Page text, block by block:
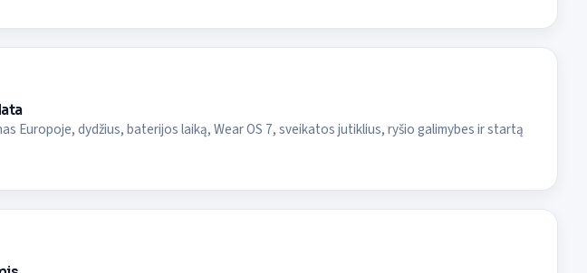
Europoje, dydžius, baterijos laiką, Wear OS 7, sveikatos jutiklius, ryšio galimybes ir startą